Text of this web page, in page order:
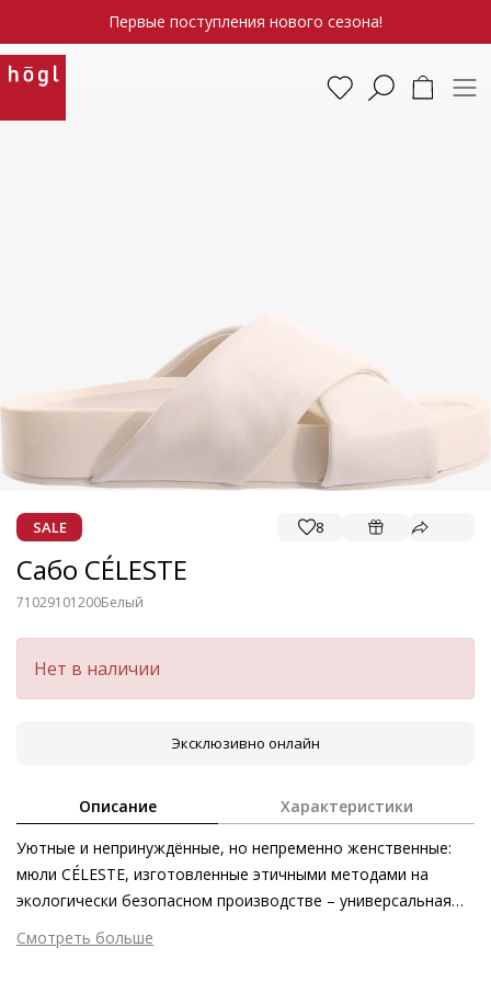
Первые поступления нового сезона!
SALE 8
Сабо CÉLESTE
71029101200Белый
Нет в наличии
Эксклюзивно онлайн
Описание Характеристики
Уютные и непринуждённые, но непременно женственные:
мюли CÉLESTE, изготовленные этичными методами на
экологически безопасном производстве – универсальная
пара обуви для летнего сезона. Чрезвычайно мягкие
ремешки с воздушной набивкой и высокая стелька
Смотреть больше